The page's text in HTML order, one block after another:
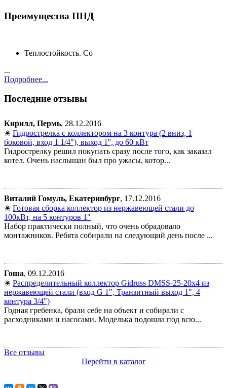
Преимущества ПНД
Теплостойкость. Со
...
Подробнее...
Последние отзывы
Кирилл, Пермь, 28.12.2016
✬ Гидрострелка с коллектором на 3 контура (2 вниз, 1
боковой, вход 1 1/4"), выход 1'', до 60 кВт
Гидрострелку решил покупать сразу после того, как заказал
котел. Очень наслышан был про ужасы, котор...
Виталий Гомуль, Екатеринбург, 17.12.2016
✬ Готовая сборка коллектор из нержавеющей стали до
100кВт, на 5 контуров 1"
Набор практически полный, что очень обрадовало
монтажников. Ребята собирали на следующий день после ...
Гоша, 09.12.2016
✬ Распределительный коллектор Gidruss DMSS-25-20x4 из
нержавеющей стали (вход G 1", Транзитный выход 1", 4
контура 3/4")
Годная гребенка, брали себе на объект и собирали с
расходниками и насосами. Моделька подошла под всю...
Все отзывы
Перейти в каталог